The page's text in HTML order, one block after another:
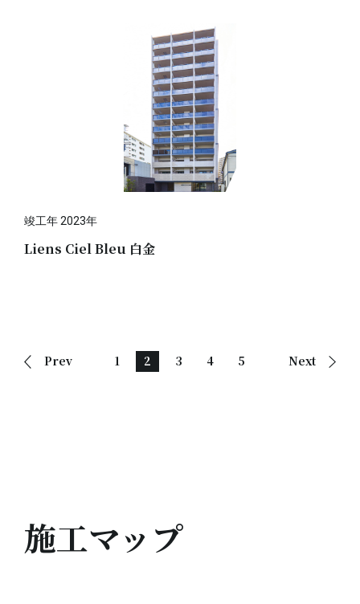
竣工年 2023年
Liens Ciel Bleu 白金
Prev 1 2 3 4 5 Next
施工マップ